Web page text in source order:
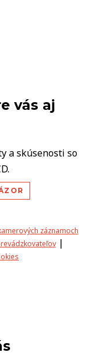
vás aj
a skúsenosti so
záznamoch
|